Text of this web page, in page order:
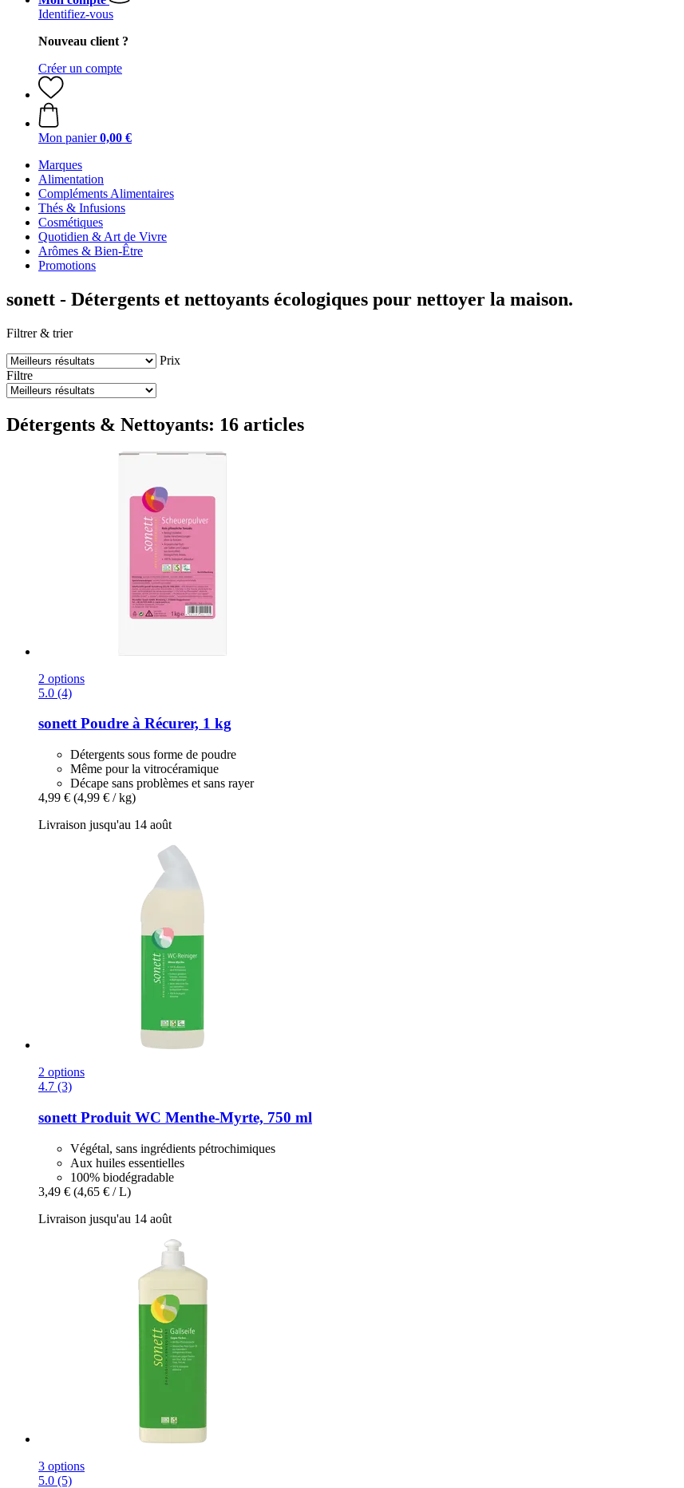
Identifiez-vous
Nouveau client ?
Créer un compte
Mon panier 0,00 €
Marques
Alimentation
Compléments Alimentaires
Thés & Infusions
Cosmétiques
Quotidien & Art de Vivre
Arômes & Bien-Être
Promotions
sonett - Détergents et nettoyants écologiques pour nettoyer la maison.
Filtrer & trier
Prix
Filtre
Détergents & Nettoyants: 16 articles
2 options
5.0 (4)
sonettPoudre à Récurer, 1 kg
Détergents sous forme de poudre
Même pour la vitrocéramique
Décape sans problèmes et sans rayer
4,99 € (4,99 € / kg)
Livraison jusqu'au 14 août
2 options
4.7 (3)
sonett Produit WC Menthe-​Myrte, 750 ml
Végétal, sans ingrédients pétrochimiques
Aux huiles essentielles
100% biodégradable
3,49 € (4,65 € / L)
Livraison jusqu'au 14 août
3 options
5.0 (5)